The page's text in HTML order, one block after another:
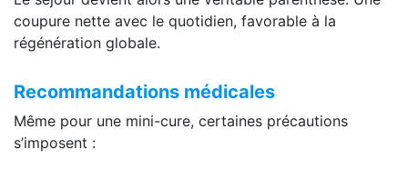
coupure nette avec le quotidien, favorable à la
régénération globale.
Recommandations médicales
Même pour une mini-cure, certaines précautions
s’imposent :